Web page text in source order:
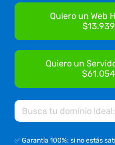
Quiero un Web
Quiero un
✅ Garantía 100%: si no estás